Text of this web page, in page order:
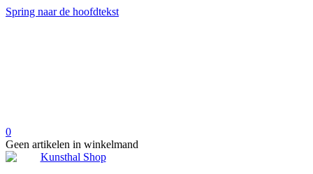
Spring naar de hoofdtekst
0
Geen artikelen in winkelmand